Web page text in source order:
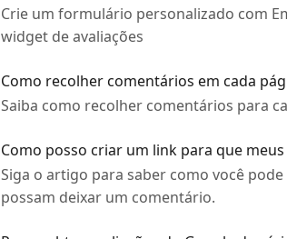
Crie um formulário personalizado com
widget de avaliações
Como recolher comentários em cada
Saiba como recolher comentários para
Como posso criar um link para que
Siga o artigo para saber como você
possam deixar um comentário.